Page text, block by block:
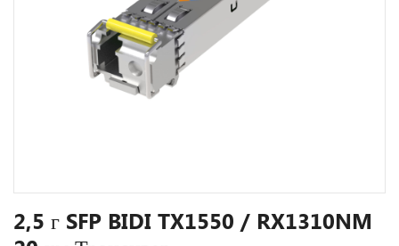
2,5 г SFP BIDI TX1550 / RX1310NM